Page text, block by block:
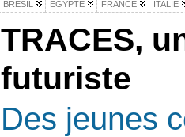
BRÉSIL EGYPTE FRANCE ITALIE
TRACES,
futuriste
Des jeunes